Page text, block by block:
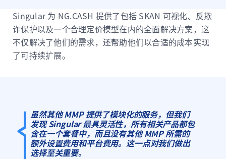
Singular 为 NG.CASH 提供了包括 SKAN 可视化、反欺
诈保护以及一个合理定价模型在内的全面解决方案，这
不仅解决了他们的需求，还帮助他们以合适的成本实现
了可持续扩展。
虽然其他 MMP 提供了模块化的服务，但我们
发现 Singular 最具灵活性，所有相关产品都包
含在一个套餐中，而且没有其他 MMP 所需的
额外设置费用和平台费用。这一点对我们做出
选择至关重要。